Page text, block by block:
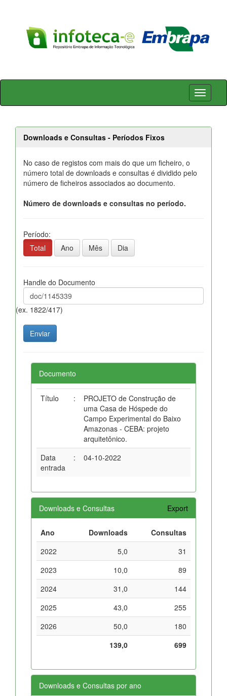
Skip
Downloads e Consultas - Períodos Fixos
No caso de registos com mais do que um ficheiro, o
número total de downloads e consultas é dividido pelo
número de ficheiros associados ao documento.
Número de downloads e consultas no período.
Período:
Total
Ano Mês Dia
Handle do Documento
(ex. 1822/417)
Documento
Título :
PROJETO de Construção de
uma Casa de Hóspede do
Campo Experimental do Baixo
Amazonas - CEBA: projeto
arquitetônico.
Data
entrada
: 04-10-2022
Downloads e Consultas Export
Ano Downloads
Consultas
2022
5,0
31
2023
10,0
89
2024
31,0
144
2025
43,0
255
2026
50,0
180
139,0
699
Downloads e Consultas por ano